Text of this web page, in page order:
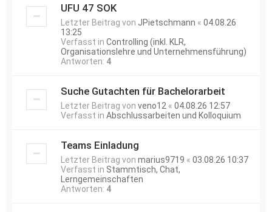
UFU 47 SOK
Letzter Beitrag von JPietschmann « 04.08.26
13:25
Verfasst in Controlling (inkl. KLR,
Organisationslehre und Unternehmensführung)
Antworten: 4
Suche Gutachten für Bachelorarbeit
Letzter Beitrag von veno12 « 04.08.26 12:57
Verfasst in Abschlussarbeiten und Kolloquium
Teams Einladung
Letzter Beitrag von marius9719 « 03.08.26 10:37
Verfasst in Stammtisch, Chat,
Lerngemeinschaften
Antworten: 4